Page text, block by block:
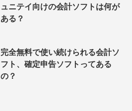
ュニテイ向けの会計ソフトは何が
ある？
完全無料で使い続けられる会計ソ
フト、確定申告ソフトってある
の？